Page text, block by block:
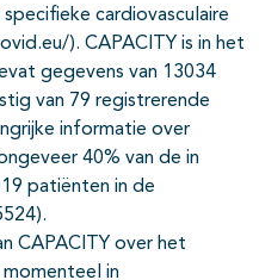
cardiovasculaire
). CAPACITY is in het
gegevens van 13034
van 79 registrerende
informatie over
40% van de in
patiënten in de
CAPACITY over het
in